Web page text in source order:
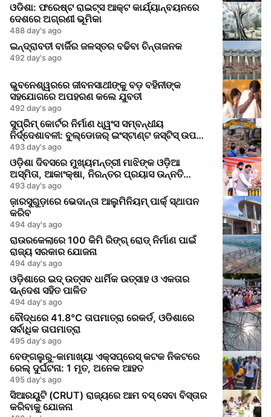
ଓଡିଶା: ଫରେଷ୍ଟ ରାଇଟ୍ସ ଆକ୍ଟ କାର୍ଯ୍ୟାନ୍ବୟନରେ
ଦେଶରେ ଅଗ୍ରଣୀ ଭୂମିକା
488 day's ago
ଇନ୍ଦ୍ରାବତୀ ବାର୍ଜିର ଜଳସ୍ତର ବଢିବା ଚିନ୍ତାଜନକ
492 day's ago
ଭୁବନେଶ୍ୱରରେ ଜୀବନସାଥୀଙ୍କୁ ବଡ଼ ବହିନୀଙ୍କ
ସହଯୋଗରେ ଅପହରଣ କଲେ ଯୁବତୀ
492 day's ago
ସୁପ୍ରିମ୍ କୋର୍ଟର ନିର୍ମାଣ ଧ୍ୱଂସ ସମ୍ବନ୍ଧୀୟ
ନିର୍ଦ୍ଦେଶାବଳୀ: ବୁଲ୍ଡୋଜର୍ ଇଂସ୍ଟାଣ୍ଟ ଜସ୍ଟିସ୍ ଉପରେ
ପ୍ରତିବନ୍ଧ
493 day's ago
ଓଡ଼ିଶା ଦିବସରେ ମୁଖ୍ୟମନ୍ତ୍ରୀ ମାଝିଙ୍କ ଓଡ଼ିଆ
ଅସ୍ମିତା, ଆକାଂକ୍ଷା, ନିରନ୍ତର ପ୍ରୟାସ ଉନ୍ନତି
ରୋଡମ୍ୟାପ୍
493 day's ago
ଜ଼ାରସୁଗୁଡ଼ାରେ ଭେଦାନ୍ତା ଆଲୁମିନିୟମ୍ ପାର୍କ୍ ସ୍ଥାପନ
କରିବ
494 day's ago
ରାଉରକେଲାରେ 100 କିମି ରିଙ୍ଗ୍ ରୋଡ୍ ନିର୍ମାଣ ପାଇଁ
ରାଜ୍ୟ ସରକାର ଯୋଜନା
494 day's ago
ଓଡ଼ିଶାରେ ଇଦ୍ ଉତ୍ସବ ଧାର୍ମିକ ଉତ୍ସାହ ଓ ଏକତାର
ସନ୍ଦେଶ ସହିତ ପାଳିତ
494 day's ago
ବୌଦ୍ଧରେ 41.8°C ତାପମାତ୍ରା ରେକର୍ଡ, ଓଡିଶାରେ
ସର୍ବାଧିକ ତାପମାତ୍ରା
495 day's ago
ବେଙ୍ଗଲୁରୁ-କାମାଖ୍ୟା ଏକ୍ସପ୍ରେସ୍ କଟକ ନିକଟରେ
ରେଲ୍ ଦୁର୍ଘଟନା: 1 ମୃତ, ଅନେକ ଆହତ
495 day's ago
ସିଆରୟୁଟି (CRUT) ରାଜ୍ୟରେ ଆମ ବସ୍ ସେବା ବିସ୍ତାର
କରିବାକୁ ଯୋଜନା